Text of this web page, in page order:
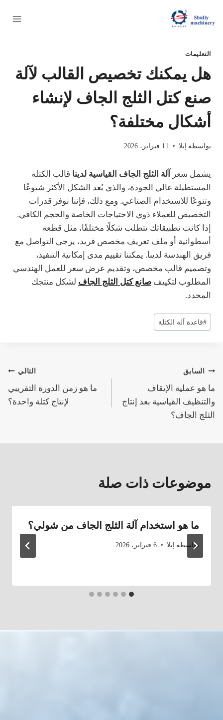
إلى
التعليمات
هل يمكنك تخصيص القالب لآلة
صنع كتل الثلج الجاف لإنشاء
أشكال مختلفة؟
بواسطة إيلا 11 فبراير، 2026
يشمل سعر آلة الثلج الجاف القياسية لدينا قالب الكتلة
المستطيلة عالي الجودة، والذي يُعد الشكل الأكثر شيوعًا
وتنوعًا للاستخدام الصناعي. ومع ذلك، فإننا نوفر قدرات
التخصيص للعملاء ذوي الاحتياجات الخاصة والحجم الكافي.
إذا كانت تطبيقاتك تتطلب شكلًا مختلفًا، مثل قطعة
أسطوانية أو ملف تعريف مخصص فريد، يرجى التواصل مع
فريق الهندسة لدينا. يمكننا تقييم مدى إمكانية التنفيذ،
وتصميم قالب مخصص، وتقديم عرض سعر للعمل الهندسي
المطلوب لتكييف صانع كتل الثلج الجاف لشكل منتجك
المحدد.
وسوم
المقال:
#قاعدة آلة الكتلة
تصفّح
المقالات
السابق
ما هو عملية الإيقاف
والتنظيف القياسية بعد إنتاج
الثلج الجاف؟
التالي
ما هو زمن الدورة التقريبي
لإنتاج كتلة واحدة؟
موضوعات ذات صلة
ما هو استخدام آلة الثلج الجاف من شولي؟
بواسطة إيلا 6 فبراير، 2026